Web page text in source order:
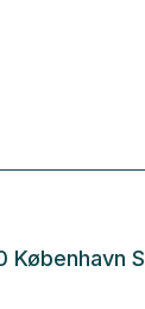
København S